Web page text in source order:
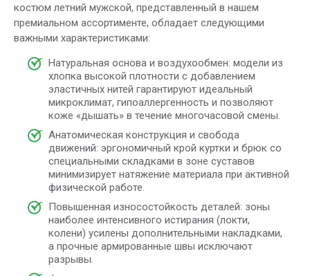
костюм летний мужской, представленный в нашем
премиальном ассортименте, обладает следующими
важными характеристиками:
Натуральная основа и воздухообмен: модели из
хлопка высокой плотности с добавлением
эластичных нитей гарантируют идеальный
микроклимат, гипоаллергенность и позволяют
коже «дышать» в течение многочасовой смены.
Анатомическая конструкция и свобода
движений: эргономичный крой куртки и брюк со
специальными складками в зоне суставов
минимизирует натяжение материала при активной
физической работе.
Повышенная износостойкость деталей: зоны
наиболее интенсивного истирания (локти,
колени) усилены дополнительными накладками,
а прочные армированные швы исключают
разрывы.